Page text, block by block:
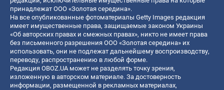
принадлежат ООО «Золотая середина».
На все опубликованные фотоматериалы Getty Images редакция
имеет имущественные права, защищаемые законом Украины
«Об авторских правах и смежных правах», никто не имеет права
без письменного разрешения ООО «Золотая середина» их
использовать, они не подлежат дальнейшему воспроизводству,
переводу, распространению в любой форме.
Редакция OBOZ.UA может не разделять точку зрения,
изложенную в авторском материале. За достоверность
информации, размещенной в рекламных материалах,